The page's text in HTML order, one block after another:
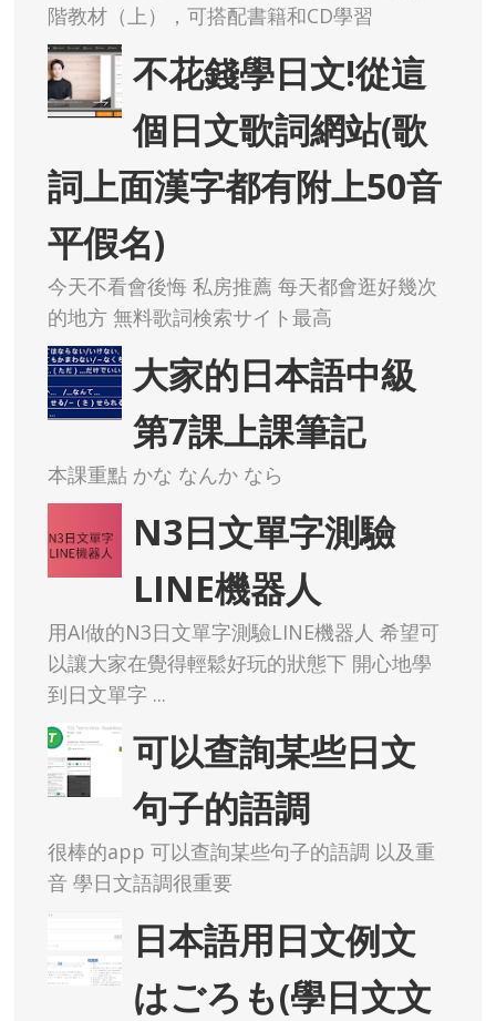
階教材（上），可搭配書籍和CD學習
不花錢學日文!從這
個日文歌詞網站(歌
詞上面漢字都有附上50音
平假名)
今天不看會後悔 私房推薦 每天都會逛好幾次
的地方 無料歌詞検索サイト最高
大家的日本語中級
第7課上課筆記
本課重點 かな なんか なら
N3日文單字測驗
LINE機器人
用AI做的N3日文單字測驗LINE機器人 希望可
以讓大家在覺得輕鬆好玩的狀態下 開心地學
到日文單字 ...
可以查詢某些日文
句子的語調
很棒的app 可以查詢某些句子的語調 以及重
音 學日文語調很重要
日本語用日文例文
はごろも(學日文文